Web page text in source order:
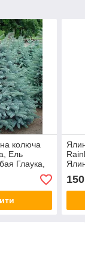
колюча
Ель
Глаука,
Glauca
150